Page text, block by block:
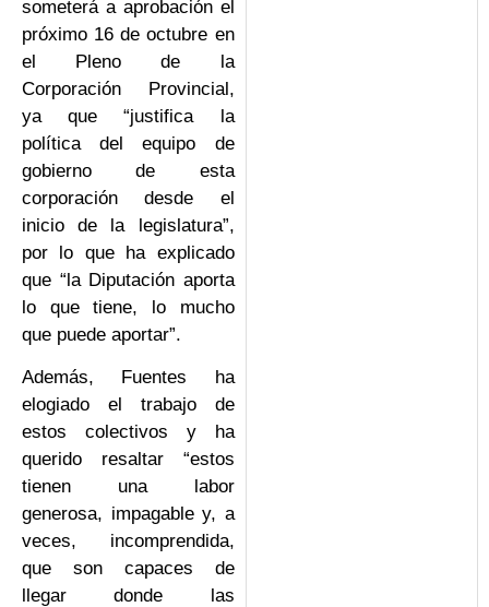
someterá a aprobación el
próximo 16 de octubre en
el Pleno de la
Corporación Provincial,
ya que “justifica la
política del equipo de
gobierno de esta
corporación desde el
inicio de la legislatura”,
por lo que ha explicado
que “la Diputación aporta
lo que tiene, lo mucho
que puede aportar”.
Además, Fuentes ha
elogiado el trabajo de
estos colectivos y ha
querido resaltar “estos
tienen una labor
generosa, impagable y, a
veces, incomprendida,
que son capaces de
llegar donde las